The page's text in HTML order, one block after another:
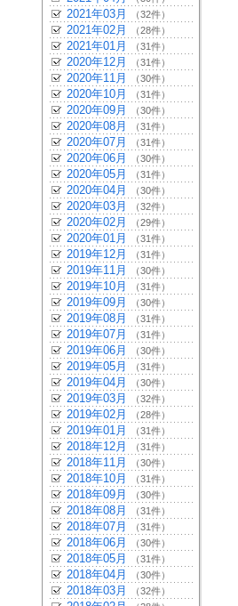
2021年03月 （32件）
2021年02月 （28件）
2021年01月 （31件）
2020年12月 （31件）
2020年11月 （30件）
2020年10月 （31件）
2020年09月 （30件）
2020年08月 （31件）
2020年07月 （31件）
2020年06月 （30件）
2020年05月 （31件）
2020年04月 （30件）
2020年03月 （32件）
2020年02月 （29件）
2020年01月 （31件）
2019年12月 （31件）
2019年11月 （30件）
2019年10月 （31件）
2019年09月 （30件）
2019年08月 （31件）
2019年07月 （31件）
2019年06月 （30件）
2019年05月 （31件）
2019年04月 （30件）
2019年03月 （32件）
2019年02月 （28件）
2019年01月 （31件）
2018年12月 （31件）
2018年11月 （30件）
2018年10月 （31件）
2018年09月 （30件）
2018年08月 （31件）
2018年07月 （31件）
2018年06月 （30件）
2018年05月 （31件）
2018年04月 （30件）
2018年03月 （32件）